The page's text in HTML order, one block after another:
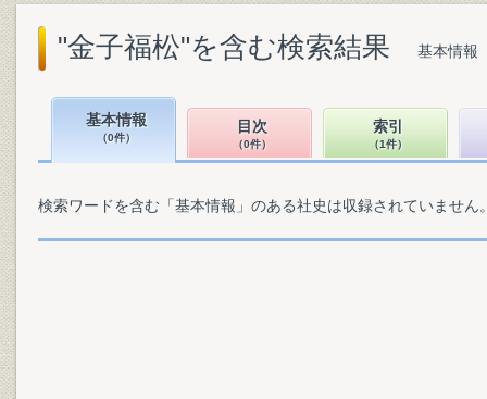
"金子福松"を含む検索結果 基本情報
基本情報
（0件）
目次
（0件）
索引
（1件）
検索ワードを含む「基本情報」のある社史は収録されていません